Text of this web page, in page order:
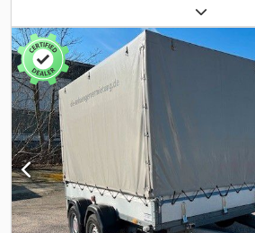
, læsningsbredde:
1.840 mm, samlet bredde:2.030 mm, total
GW26GA00983 Dcsdpfx Ajyqdq Tonkek
fra STEMA, model STPK .1.P18.1 Rampe
registrering: 21.03.2025, tilladt totalvægt:
påløbsbremse, 100 km/t Køretøj ikke
mellemsalg.